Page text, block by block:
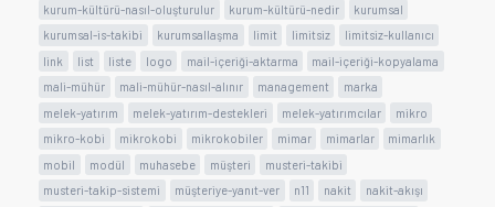
kurum-kültürü-nasıl-oluşturulur
kurum-kültürü-nedir
kurumsal
kurumsal-is-takibi
kurumsallaşma limit limitsiz
limitsiz-kullanıcı
link
list liste logo mail-içeriği-aktarma
mail-içeriği-kopyalama
mali-mühür
mali-mühür-nasıl-alınır management
marka
melek-yatırım
melek-yatırım-destekleri melek-yatırımcılar
mikro
mikro-kobi
mikrokobi mikrokobiler mimar mimarlar
mimarlık
mobil
modül muhasebe müşteri
musteri-takibi
musteri-takip-sistemi
müşteriye-yanıt-ver n11 nakit
nakit-akışı